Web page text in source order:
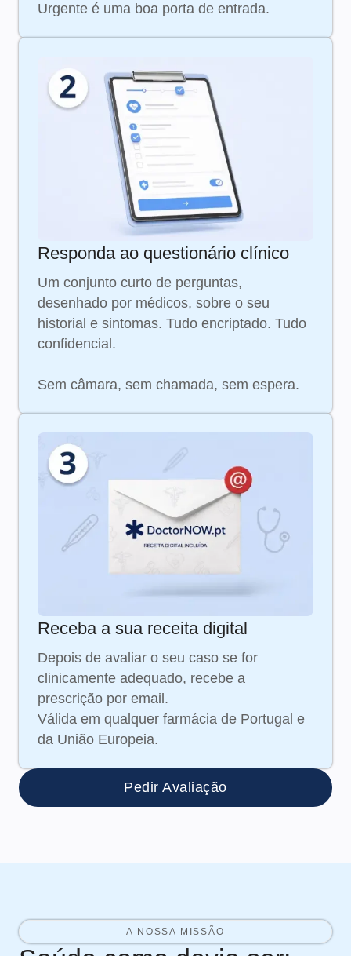
Urgente é uma boa porta de entrada.
Responda ao questionário clínico
Um conjunto curto de perguntas,
desenhado por médicos, sobre o seu
historial e sintomas. Tudo encriptado. Tudo
confidencial.
Sem câmara, sem chamada, sem espera.
Receba a sua receita digital
Depois de avaliar o seu caso se for
clinicamente adequado, recebe a
prescrição por email.
Válida em qualquer farmácia de Portugal e
da União Europeia.
Pedir Avaliação
A NOSSA MISSÃO